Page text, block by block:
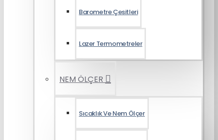
Barometre Çesitleri
Lazer Termometreler
NEM ÖLÇER
Sıcaklık Ve Nem Ölçer